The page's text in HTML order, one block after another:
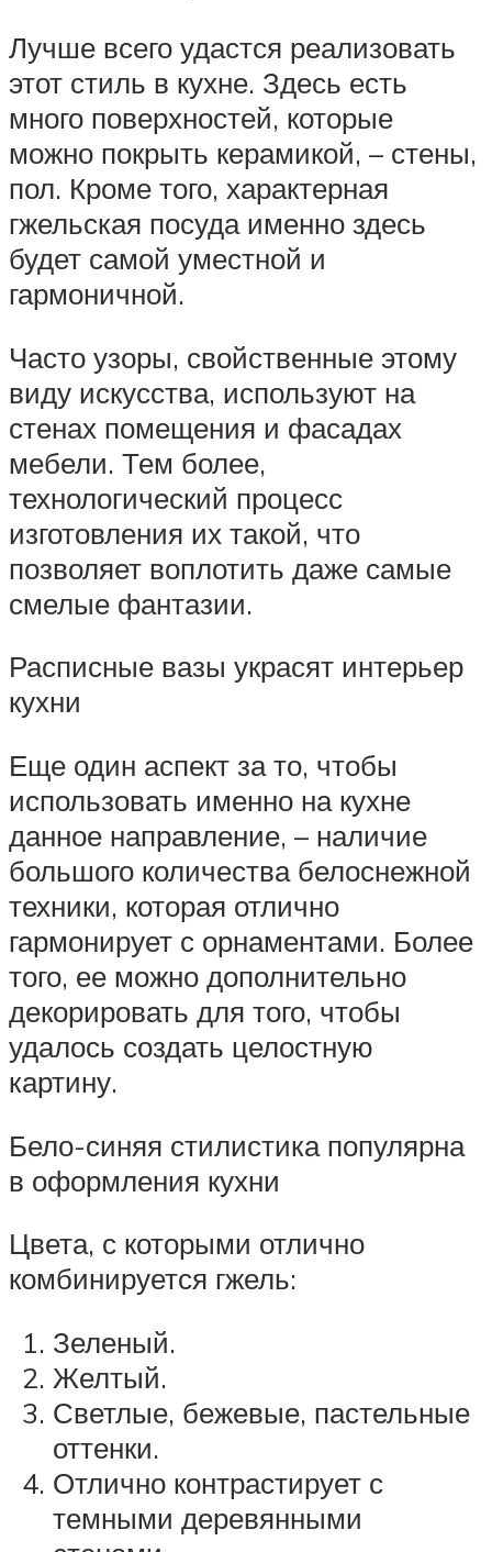
Лучше всего удастся реализовать
этот стиль в кухне. Здесь есть
много поверхностей, которые
можно покрыть керамикой, – стены,
пол. Кроме того, характерная
гжельская посуда именно здесь
будет самой уместной и
гармоничной.
Часто узоры, свойственные этому
виду искусства, используют на
стенах помещения и фасадах
мебели. Тем более,
технологический процесс
изготовления их такой, что
позволяет воплотить даже самые
смелые фантазии.
Расписные вазы украсят интерьер
кухни
Еще один аспект за то, чтобы
использовать именно на кухне
данное направление, – наличие
большого количества белоснежной
техники, которая отлично
гармонирует с орнаментами. Более
того, ее можно дополнительно
декорировать для того, чтобы
удалось создать целостную
картину.
Бело-синяя стилистика популярна
в оформления кухни
Цвета, с которыми отлично
комбинируется гжель:
Зеленый.
Желтый.
Светлые, бежевые, пастельные
оттенки.
Отлично контрастирует с
темными деревянными